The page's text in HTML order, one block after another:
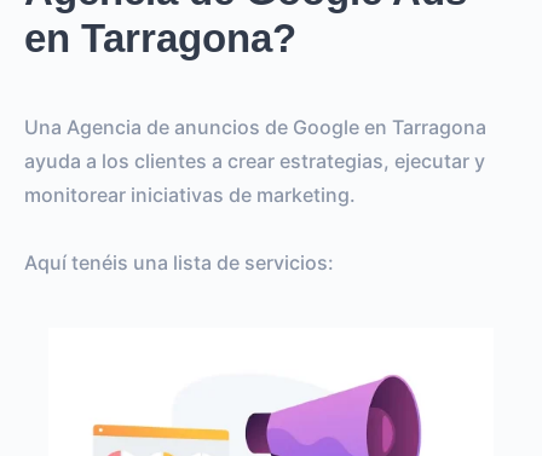
en Tarragona?
Una Agencia de anuncios de Google en Tarragona
ayuda a los clientes a crear estrategias, ejecutar y
monitorear iniciativas de marketing.
Aquí tenéis una lista de servicios: